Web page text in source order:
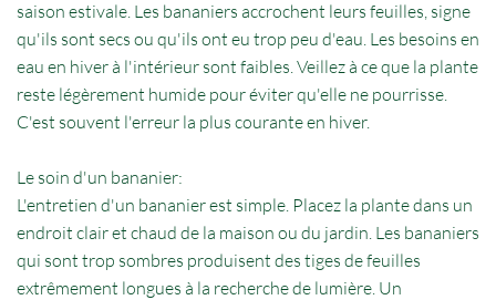
saison estivale. Les bananiers accrochent leurs feuilles, signe
qu'ils sont secs ou qu'ils ont eu trop peu d'eau. Les besoins en
eau en hiver à l'intérieur sont faibles. Veillez à ce que la plante
reste légèrement humide pour éviter qu'elle ne pourrisse.
C'est souvent l'erreur la plus courante en hiver.
Le soin d'un bananier:
L'entretien d'un bananier est simple. Placez la plante dans un
endroit clair et chaud de la maison ou du jardin. Les bananiers
qui sont trop sombres produisent des tiges de feuilles
extrêmement longues à la recherche de lumière. Un